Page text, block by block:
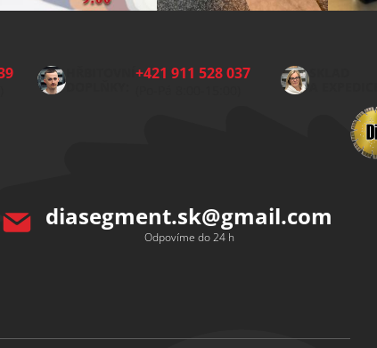
HŘBITOVNÍ+421 911 528 037
SKLAD
A EXPEDICE:
diasegment.sk@gmail.com
Odpovíme do 24 h